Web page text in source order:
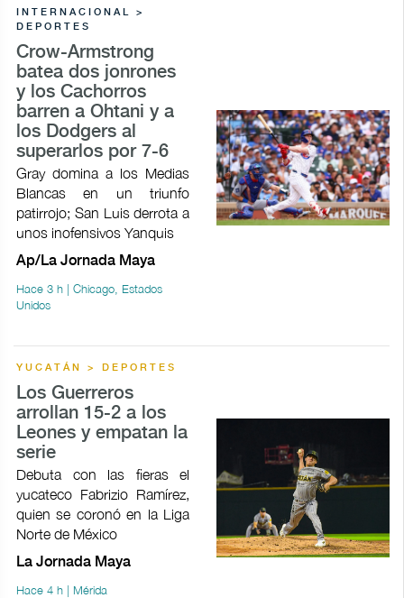
INTERNACIONAL >
DEPORTES
Crow-Armstrong
batea dos jonrones
y los Cachorros
barren a Ohtani y a
los Dodgers al
superarlos por 7-6
Gray domina a los Medias
Blancas en un triunfo
patirrojo; San Luis derrota a
unos inofensivos Yanquis
Ap/La Jornada Maya
Hace 3 h | Chicago, Estados
Unidos
YUCATÁN > DEPORTES
Los Guerreros
arrollan 15-2 a los
Leones y empatan la
serie
Debuta con las fieras el
yucateco Fabrizio Ramírez,
quien se coronó en la Liga
Norte de México
La Jornada Maya
Hace 4 h | Mérida